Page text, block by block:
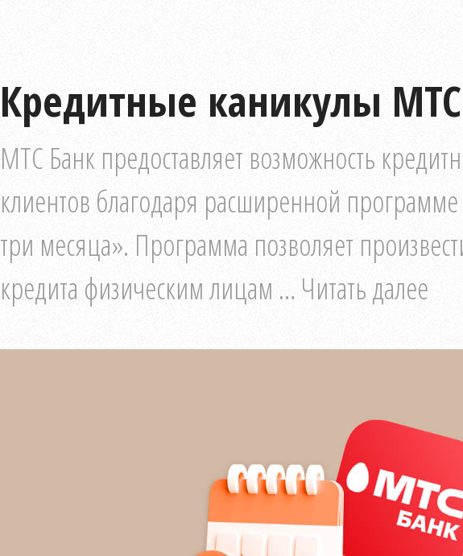
Кредитные каникулы
МТС Банк предоставляет возможность
клиентов благодаря расширенной
три месяца». Программа позволяет
кредита физическим лицам … Читать далее